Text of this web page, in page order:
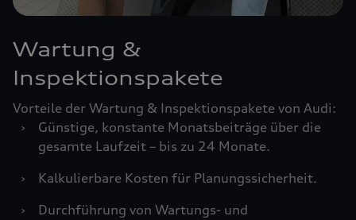
Wartung &
Inspektionspakete
Vorteile der Wartung & Inspektionspakete von Audi:
›
Günstige, konstante Monatsbeiträge über die
gesamte Laufzeit – bis zu 24 Monate.
›
Kalkulierbare Kosten für Planungssicherheit.
›
Durchführung von Wartungs- und